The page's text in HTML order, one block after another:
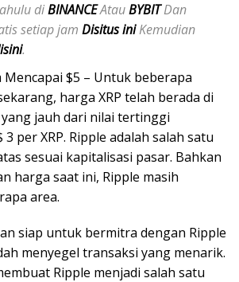
diBINANCEAtauBYBITDan
setiap jam Disitus iniKemudian
.
Mencapai $5 – Untuk beberapa
harga XRP telah berada di
jauh dari nilai tertinggi
per XRP. Ripple adalah salah satu
sesuai kapitalisasi pasar. Bahkan
harga saat ini, Ripple masih
area.
siap untuk bermitra dengan Ripple
menyegel transaksi yang menarik.
Ripple menjadi salah satu